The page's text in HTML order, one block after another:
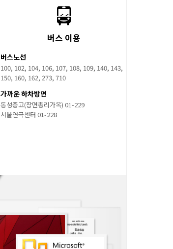
버스 이용
버스노선
100, 102, 104, 106, 107, 108, 109, 140, 143,
150, 160, 162, 273, 710
가까운 하차방면
동성중고(장면총리가옥) 01-229
서울연극센터 01-228